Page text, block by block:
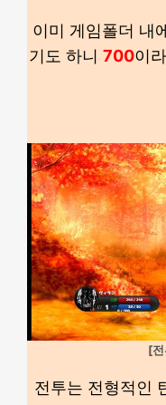
이미 게임폴더 내
기도 하니 700이
[
전투는 전형적인